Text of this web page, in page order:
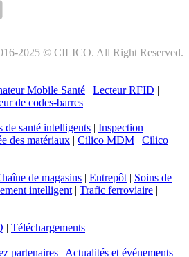
2025 © CILICO. All Right Reserved.
Mobile Santé | Lecteur RFID |
de codes-barres |
de santé intelligents | Inspection
des matériaux | Cilico MDM | Cilico
de magasins | Entrepôt | Soins de
intelligent | Trafic ferroviaire |
| Téléchargements |
partenaires | Actualités et événements |